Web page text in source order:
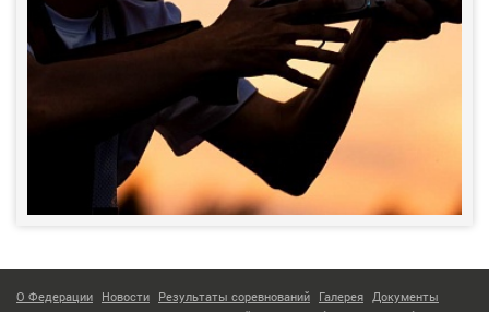
О Федерации Новости Результаты соревнований Галерея Документы